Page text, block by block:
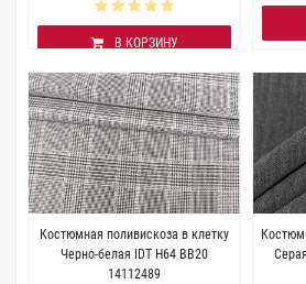
В КОРЗИНУ
Костюмная поливискоза в клетку
Черно-белая IDT H64 BB20
14112489